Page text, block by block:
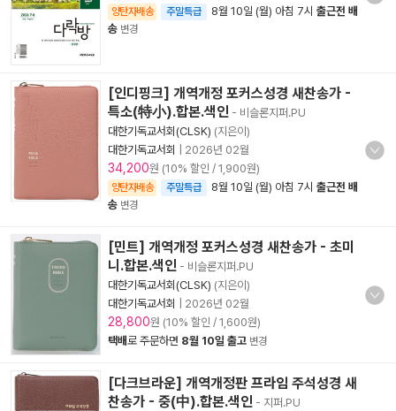
양탄자배송 주말특급 8월 10일 (월) 아침 7시 출근전 배
송 변경
[인디핑크] 개역개정 포커스성경 새찬송가 -
특소(特小).합본.색인 - 비슬론지퍼.PU
대한기독교서회(CLSK) (지은이)
대한기독교서회
2026년 02월
34,200원 (10% 할인 / 1,900원)
양탄자배송 주말특급 8월 10일 (월) 아침 7시 출근전 배
송 변경
[민트] 개역개정 포커스성경 새찬송가 - 초미
니.합본.색인 - 비슬론지퍼.PU
대한기독교서회(CLSK) (지은이)
대한기독교서회
2026년 02월
28,800원 (10% 할인 / 1,600원)
택배로 주문하면 8월 10일 출고 변경
[다크브라운] 개역개정판 프라임 주석성경 새
찬송가 - 중(中).합본.색인 - 지퍼.PU